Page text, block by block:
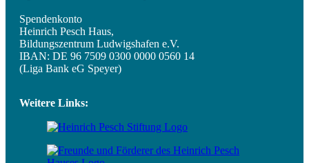
Spendenkonto
Heinrich Pesch Haus,
Bildungszentrum Ludwigshafen e.V.
IBAN: DE 96 7509 0300 0000 0560 14
(Liga Bank eG Speyer)
Weitere Links: